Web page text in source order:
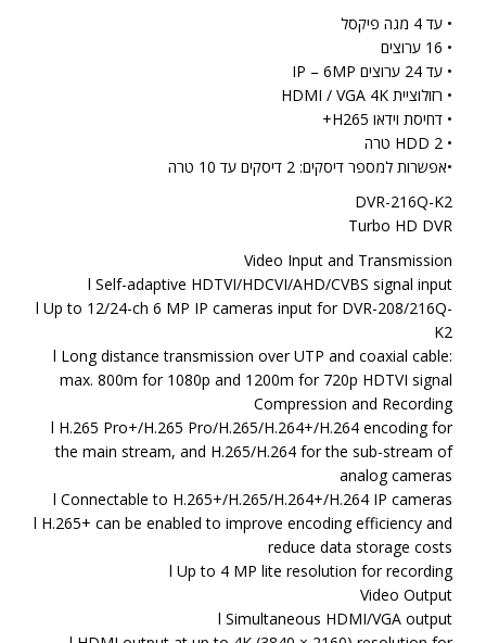
• עד 4 מגה פיקסל
• 16 ערוצים
• עד 24 ערוצים IP – 6MP
• רזולוציית HDMI / VGA 4K
• דחיסת וידאו H265+
• HDD 2 טרה
•אפשרות למספר דיסקים: 2 דיסקים עד 10 טרה
DVR-216Q-K2
Turbo HD DVR
Video Input and Transmission
l Self-adaptive HDTVI/HDCVI/AHD/CVBS signal input
l Up to 12/24-ch 6 MP IP cameras input for DVR-208/216Q-
K2
l Long distance transmission over UTP and coaxial cable:
max. 800m for 1080p and 1200m for 720p HDTVI signal
Compression and Recording
l H.265 Pro+/H.265 Pro/H.265/H.264+/H.264 encoding for
the main stream, and H.265/H.264 for the sub-stream of
analog cameras
l Connectable to H.265+/H.265/H.264+/H.264 IP cameras
l H.265+ can be enabled to improve encoding efficiency and
reduce data storage costs
l Up to 4 MP lite resolution for recording
Video Output
l Simultaneous HDMI/VGA output